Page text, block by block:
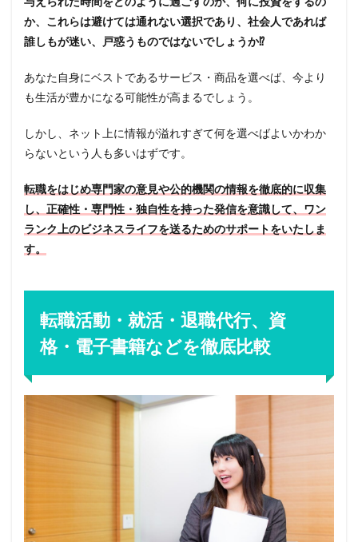
か、これらは避けては通れない選択であり、社会人であれば
誰しもが迷い、戸惑うものではないでしょうか⁉
あなた自身にベストであるサービス・商品を選べば、今より
も生活が豊かになる可能性が高まるでしょう。
しかし、ネット上に情報が溢れすぎて何を選べばよいかわか
らないという人も多いはずです。
転職をはじめ専門家の意見や公的機関の情報を徹底的に収集
し、正確性・専門性・独自性を持った発信を意識して、ワン
ランク上のビジネスライフを送るためのサポートをいたしま
す。
転職活動・就活・退職代行、資
格・電子書籍などを徹底比較